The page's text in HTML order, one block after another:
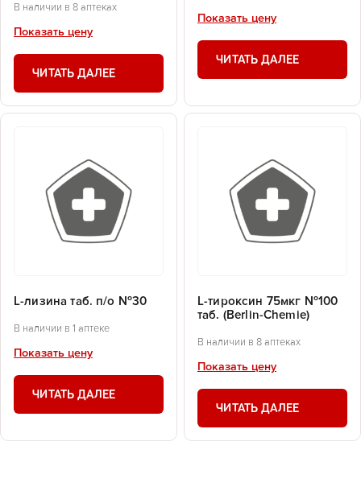
В наличии в 8 аптеках
Показать цену
ЧИТАТЬ ДАЛЕЕ
Показать цену
ЧИТАТЬ ДАЛЕЕ
L-лизина таб. п/о №30
В наличии в 1 аптеке
Показать цену
ЧИТАТЬ ДАЛЕЕ
L-тироксин 75мкг №100
таб. (Berlin-Chemie)
В наличии в 8 аптеках
Показать цену
ЧИТАТЬ ДАЛЕЕ